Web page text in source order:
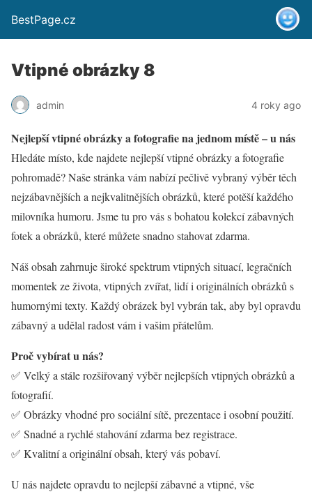
BestPage.cz
Vtipné obrázky 8
admin 4 roky ago
Nejlepší vtipné obrázky a fotografie na jednom místě – u nás
Hledáte místo, kde najdete nejlepší vtipné obrázky a fotografie
pohromadě? Naše stránka vám nabízí pečlivě vybraný výběr těch
nejzábavnějších a nejkvalitnějších obrázků, které potěší každého
milovníka humoru. Jsme tu pro vás s bohatou kolekcí zábavných
fotek a obrázků, které můžete snadno stahovat zdarma.
Náš obsah zahrnuje široké spektrum vtipných situací, legračních
momentek ze života, vtipných zvířat, lidí i originálních obrázků s
humornými texty. Každý obrázek byl vybrán tak, aby byl opravdu
zábavný a udělal radost vám i vašim přátelům.
Proč vybírat u nás?
✅ Velký a stále rozšiřovaný výběr nejlepších vtipných obrázků a
fotografií.
✅ Obrázky vhodné pro sociální sítě, prezentace i osobní použití.
✅ Snadné a rychlé stahování zdarma bez registrace.
✅ Kvalitní a originální obsah, který vás pobaví.
U nás najdete opravdu to nejlepší zábavné a vtipné, vše